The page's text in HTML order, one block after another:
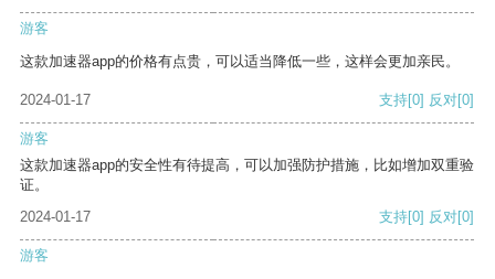
游客
这款加速器app的价格有点贵，可以适当降低一些，这样会更加亲民。
2024-01-17 支持[0] 反对[0]
游客
这款加速器app的安全性有待提高，可以加强防护措施，比如增加双重验
证。
2024-01-17
支持[0] 反对[0]
游客